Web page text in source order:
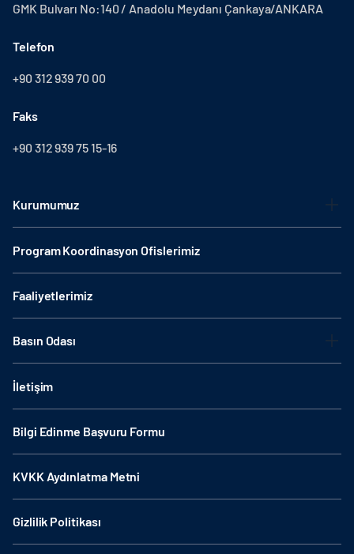
GMK Bulvarı No:140 / Anadolu Meydanı Çankaya/ANKARA
Telefon
+90 312 939 70 00
Faks
+90 312 939 75 15-16
Kurumumuz
Program Koordinasyon Ofislerimiz
Faaliyetlerimiz
Basın Odası
İletişim
Bilgi Edinme Başvuru Formu
KVKK Aydınlatma Metni
Gizlilik Politikası